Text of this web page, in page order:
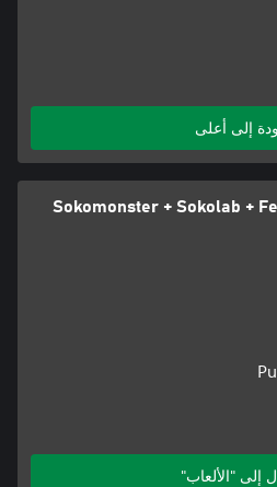
إلى أعلى
Sokomonster + Sokolab +
إلى "الألعاب"